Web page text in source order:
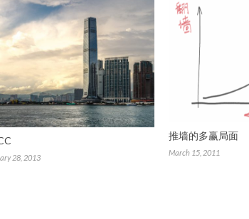
28, 2013
推墙的多赢局面
March 15, 2011